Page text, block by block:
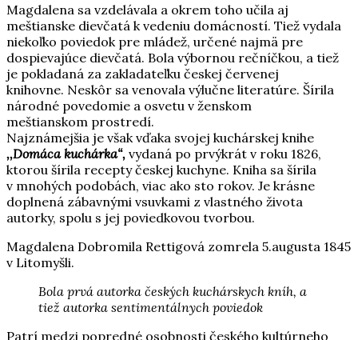
Magdalena sa vzdelávala a okrem toho učila aj
meštianske dievčatá k vedeniu domácností. Tiež vydala
niekoľko poviedok pre mládež, určené najmä pre
dospievajúce dievčatá. Bola výbornou rečníčkou, a tiež
je pokladaná za zakladateľku českej červenej
knihovne. Neskôr sa venovala výlučne literatúre. Šírila
národné povedomie a osvetu v ženskom
meštianskom prostredí.
Najznámejšia je však vďaka svojej kuchárskej knihe
,,Domáca kuchárka“, vydaná po prvýkrát v roku 1826,
ktorou šírila recepty českej kuchyne. Kniha sa šírila
v mnohých podobách, viac ako sto rokov. Je krásne
doplnená zábavnými vsuvkami z vlastného života
autorky, spolu s jej poviedkovou tvorbou.
Magdalena Dobromila Rettigová zomrela 5.augusta 1845
v Litomyšli.
Bola prvá autorka českých kuchárskych kníh, a
tiež autorka sentimentálnych poviedok
Patrí medzi popredné osobnosti českého kultúrneho